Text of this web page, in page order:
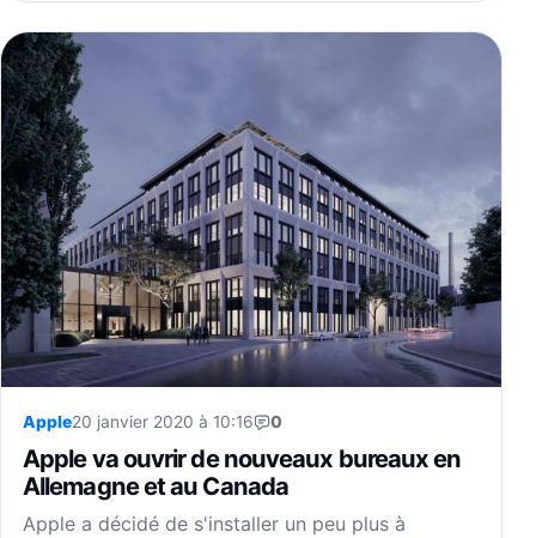
Apple20 janvier 2020 à 10:16 0
Apple va ouvrir de nouveaux bureaux en
Allemagne et au Canada
Apple a décidé de s'installer un peu plus à